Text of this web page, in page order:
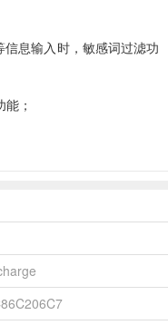
息输入时，敏感词过滤功
；